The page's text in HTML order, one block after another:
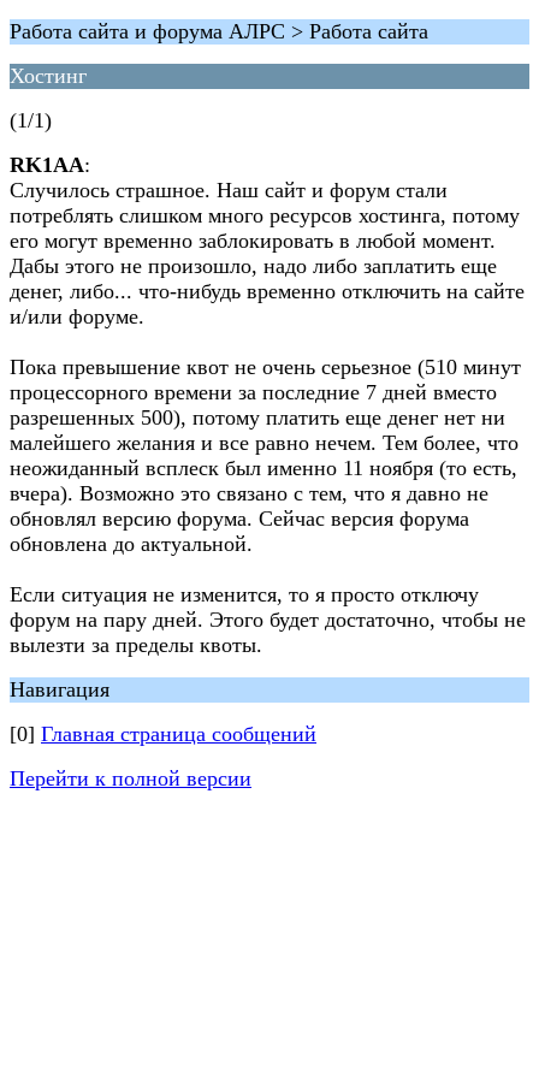
Работа сайта и форума АЛРС > Работа сайта
Хостинг
(1/1)
RK1AA:
Случилось страшное. Наш сайт и форум стали
потреблять слишком много ресурсов хостинга, потому
его могут временно заблокировать в любой момент.
Дабы этого не произошло, надо либо заплатить еще
денег, либо... что-нибудь временно отключить на сайте
и/или форуме.
Пока превышение квот не очень серьезное (510 минут
процессорного времени за последние 7 дней вместо
разрешенных 500), потому платить еще денег нет ни
малейшего желания и все равно нечем. Тем более, что
неожиданный всплеск был именно 11 ноября (то есть,
вчера). Возможно это связано с тем, что я давно не
обновлял версию форума. Сейчас версия форума
обновлена до актуальной.
Если ситуация не изменится, то я просто отключу
форум на пару дней. Этого будет достаточно, чтобы не
вылезти за пределы квоты.
Навигация
[0] Главная страница сообщений
Перейти к полной версии